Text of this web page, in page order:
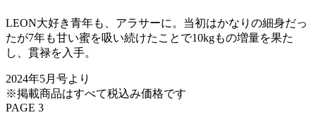
LEON大好き青年も、アラサーに。当初はかなりの細身だっ
たが7年も甘い蜜を吸い続けたことで10kgもの増量を果た
し、貫禄を入手。
2024年5月号より
※掲載商品はすべて税込み価格です
PAGE 3